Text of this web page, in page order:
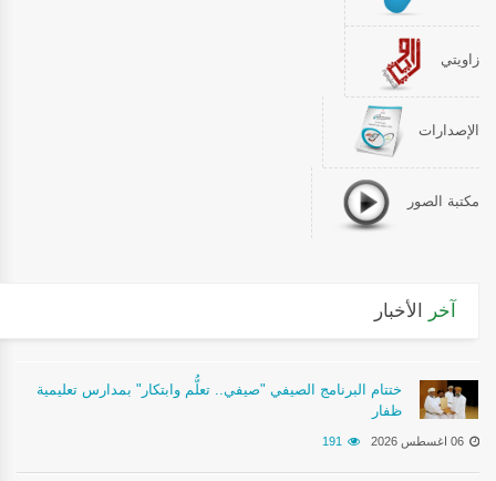
زاويتي
الإصدارات
مكتبة الصور
آخر الأخبار
ختتام البرنامج الصيفي "صيفي.. تعلُّم وابتكار" بمدارس تعليمية
ظفار
06 اغسطس 2026 191